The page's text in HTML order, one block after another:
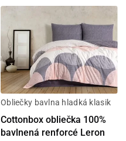
Obliečky bavlna hladká klasik
Cottonbox obliečka 100%
bavlnená renforcé Leron